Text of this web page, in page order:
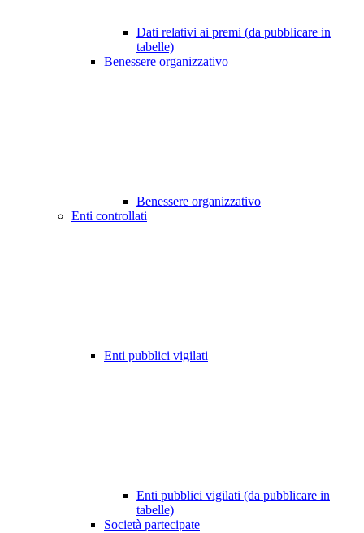
Dati relativi ai premi (da pubblicare in
tabelle)
Benessere organizzativo
Benessere organizzativo
Enti controllati
Enti pubblici vigilati
Enti pubblici vigilati (da pubblicare in
tabelle)
Società partecipate